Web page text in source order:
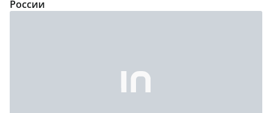
России